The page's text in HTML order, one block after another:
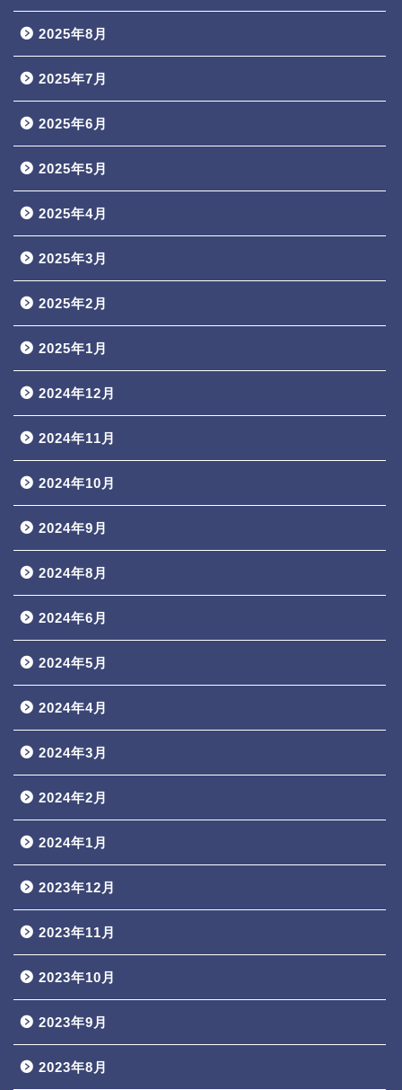
2025年8月
2025年7月
2025年6月
2025年5月
2025年4月
2025年3月
2025年2月
2025年1月
2024年12月
2024年11月
2024年10月
2024年9月
2024年8月
2024年6月
2024年5月
2024年4月
2024年3月
2024年2月
2024年1月
2023年12月
2023年11月
2023年10月
2023年9月
2023年8月